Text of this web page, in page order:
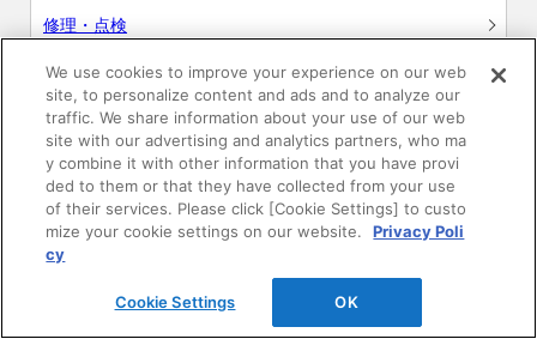
修理・点検
お問い合わせ
ログイン
建築・設計関係者様向けサイト
ユーザー登録サービス
WEB見積システム
We use cookies to improve your experience on our web
site, to personalize content and ads and to analyze our
traffic. We share information about your use of our web
site with our advertising and analytics partners, who ma
y combine it with other information that you have provi
ded to them or that they have collected from your use
of their services. Please click [Cookie Settings] to custo
mize your cookie settings on our website.
Privacy Poli
cy
Cookie Settings OK